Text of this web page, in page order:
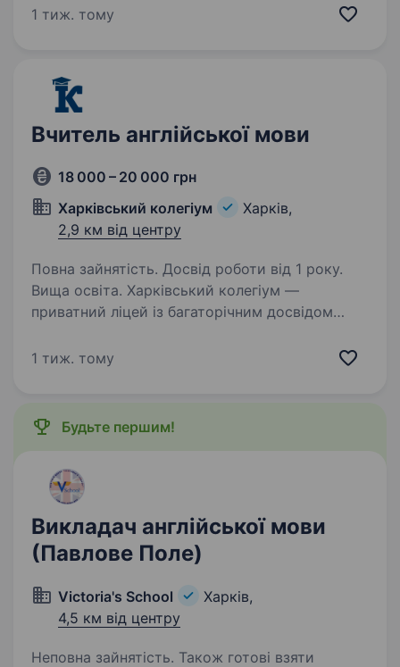
команди, яка підтримує дітей Харківщини
1 тиж. тому
Вчитель англійської мови
18 000 – 20 000 грн
Харківський колегіум
Харків,
2,9 км від центру
Повна зайнятість. Досвід роботи від 1 року.
Вища освіта. Харківський колегіум —
приватний ліцей із багаторічним досвідом
запрошує до своєї команди вчителя
1 тиж. тому
Будьте першим!
Викладач англійської мови
(Павлове Поле)
Victoria's School
Харків,
4,5 км від центру
Неповна зайнятість. Також готові взяти